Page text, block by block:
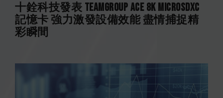
十銓科技發表 TEAMGROUP ACE 8K MicroSDXC
記憶卡 強力激發設備效能 盡情捕捉精
彩瞬間